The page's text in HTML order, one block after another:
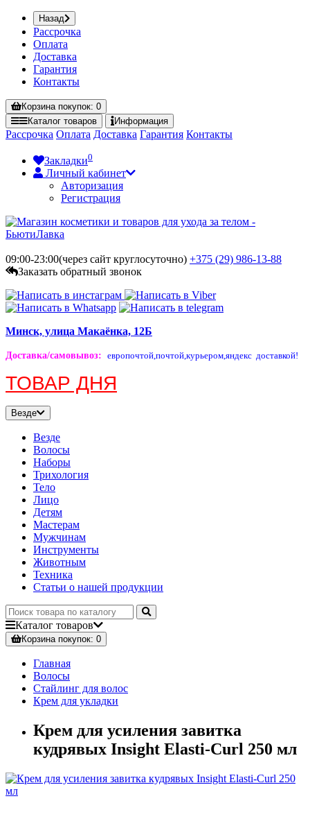
Назад
Рассрочка
Оплата
Доставка
Гарантия
Контакты
Корзинапокупок: 0
Каталог товаров Информация
Рассрочка Оплата Доставка Гарантия Контакты
Закладки0
Личный кабинет
Авторизация
Регистрация
09:00-23:00(через сайт круглосуточно) +375 (29) 986-13-88
Заказать обратный звонок
Минск, улица Макаёнка, 12Б
Доставка/самовывоз: европочтой,почтой,курьером,яндекс доставкой!
ТОВАР ДНЯ
Везде
Везде
Волосы
Наборы
Трихология
Тело
Лицо
Детям
Мастерам
Мужчинам
Инструменты
Животным
Техника
Статьи о нашей продукции
Каталог товаров
Корзинапокупок: 0
Главная
Волосы
Стайлинг для волос
Крем для укладки
Крем для усиления завитка
кудрявых Insight Elasti-Curl 250 мл